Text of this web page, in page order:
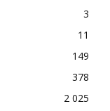
3
11
149
378
2 025